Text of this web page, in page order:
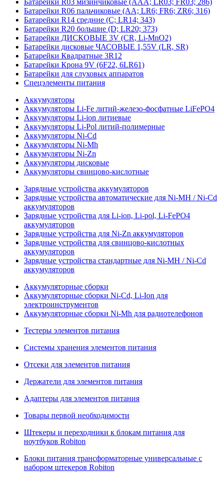
Батарейки R03 мизинчиковые (AAA; LR03; FR03; 286)
Батарейки R06 пальчиковые (AA; LR6; FR6; ZR6; 316)
Батарейки R14 средние (C; LR14; 343)
Батарейки R20 большие (D; LR20; 373)
Батарейки ДИСКОВЫЕ 3V (CR, Li-MnO2)
Батарейки дисковые ЧАСОВЫЕ 1,55V (LR, SR)
Батарейки Квадратные 3R12
Батарейки Крона 9V (6F22, 6LR61)
Батарейки для слуховых аппаратов
Спецэлементы питания
Аккумуляторы
Аккумуляторы Li-Fe литий-железо-фосфатные LiFePO4
Аккумуляторы Li-ion литиевые
Аккумуляторы Li-Pol литий-полимерные
Аккумуляторы Ni-Cd
Аккумуляторы Ni-Mh
Аккумуляторы Ni-Zn
Аккумуляторы дисковые
Аккумуляторы свинцово-кислотные
Зарядные устройства аккумуляторов
Зарядные устройства автоматические для Ni-MH / Ni-Cd
аккумуляторов
Зарядные устройства для Li-ion, Li-pol, Li-FePO4
аккумуляторов
Зарядные устройства для Ni-Zn аккумуляторов
Зарядные устройства для свинцово-кислотных
аккумуляторов
Зарядные устройства стандартные для Ni-MH / Ni-Cd
аккумуляторов
Аккумуляторные сборки
Аккумуляторные сборки Ni-Cd, Li-Ion для
электроинструментов
Аккумуляторные сборки Ni-Mh для радиотелефонов
Тестеры элементов питания
Системы хранения элементов питания
Отсеки для элементов питания
Держатели для элементов питания
Адаптеры для элементов питания
Товары первой необходимости
Штекеры и переходники к блокам питания для
ноутбуков Robiton
Блоки питания трансформаторные универсальные с
набором штекеров Robiton